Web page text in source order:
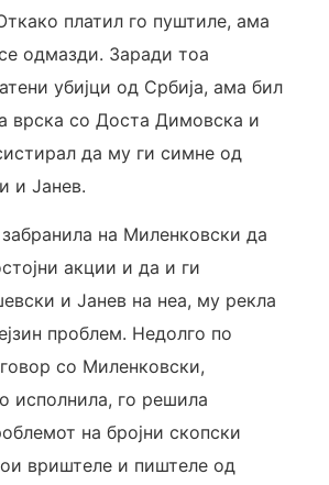
платил го пуштиле, ама
одмазди. Заради тоа
убијци од Србија, ама бил
врска со Доста Димовска и
да му ги симне од
и Јанев.
на Миленковски да
акции и да и ги
и Јанев на неа, му рекла
проблем. Недолго по
со Миленковски,
исполнила, го решила
на бројни скопски
вриштеле и пиштеле од